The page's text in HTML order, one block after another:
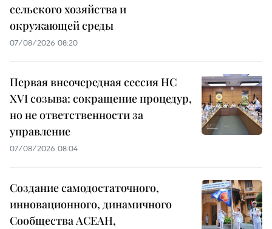
сельского хозяйства и
окружающей среды
07/08/2026 08:20
Первая внеочередная сессия НС
XVI созыва: сокращение процедур,
но не ответственности за
управление
07/08/2026 08:04
Создание самодостаточного,
инновационного, динамичного
Сообщества АСЕАН,